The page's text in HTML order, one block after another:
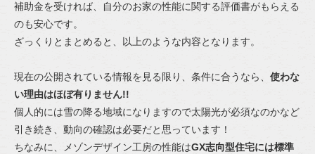
補助金を受ければ、自分のお家の性能に関する評価書がもらえる
のも安心です。
ざっくりとまとめると、以上のような内容となります。
現在の公開されている情報を見る限り、条件に合うなら、 使わな
い理由はほぼ有りません!!
個人的には雪の降る地域になりますので太陽光が必須なのかなど
引き続き、動向の確認は必要だと思っています！
ちなみに、メゾンデザイン工房の性能はGX志向型住宅には標準